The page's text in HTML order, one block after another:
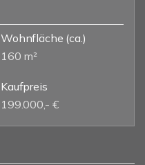
Wohnfläche (ca.)
160 m²
Kaufpreis
199.000,- €